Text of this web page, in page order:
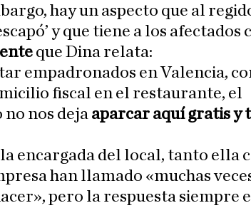
hay un aspecto que al
y que tiene a los afectados
que Dina relata:
empadronados en Valencia,
fiscal en el restaurante, el
nos deja aparcar aquí gratis y
encargada del local, tanto ella
han llamado «muchas
pero la respuesta siempre